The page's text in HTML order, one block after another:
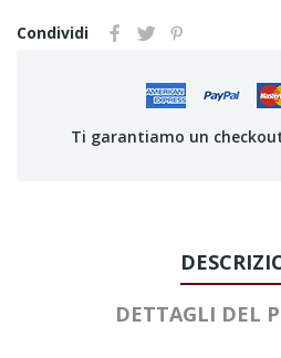
Condividi
Ti garantiamo un
DETTAGLI DEL